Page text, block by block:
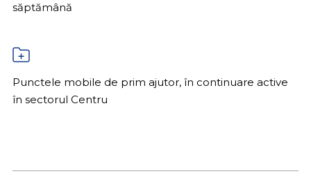
săptămână
Punctele mobile de prim ajutor, în continuare active
în sectorul Centru